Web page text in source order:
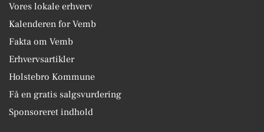
Vores lokale erhverv
Kalenderen for Vemb
Fakta om Vemb
Erhvervsartikler
Holstebro Kommune
Få en gratis salgsvurdering
Sponsoreret indhold